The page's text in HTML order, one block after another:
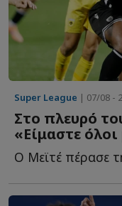
Super League | 07/08 -
Στο πλευρό
«Είμαστε